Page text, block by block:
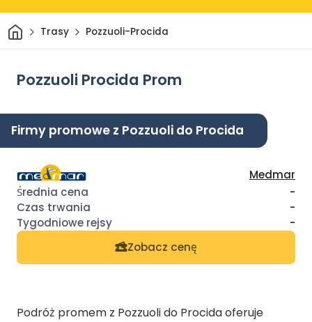
DomTrasy Pozzuoli-Procida
Pozzuoli Procida Prom
Firmy promowe z Pozzuoli do Procida
Medmar
-
-
-
Zobacz cenę
Podróż promem z Pozzuoli do Procida oferuje